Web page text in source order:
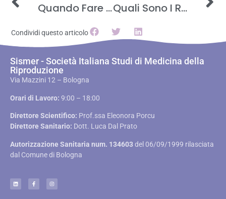
Quando Fare La Crioconservazione Di Oviciti? Quali Sono I Rischi Della Crioconservazione Degli Ovociti?
Condividi questo articolo
Sismer - Società Italiana Studi di Medicina della
Riproduzione
Via Mazzini 12 – Bologna
Orari di Lavoro: 9:00 – 18:00
Direttore Scientifico: Prof.ssa Eleonora Porcu
Direttore Sanitario: Dott. Luca Dal Prato
Autorizzazione Sanitaria num. 134603del 06/09/1999 rilasciata
dal Comune di Bologna